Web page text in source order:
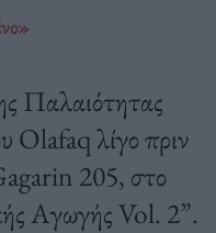
Παλαιότητας
Olafaq λίγο πριν
205, στο
Αγωγής Vol. 2”.